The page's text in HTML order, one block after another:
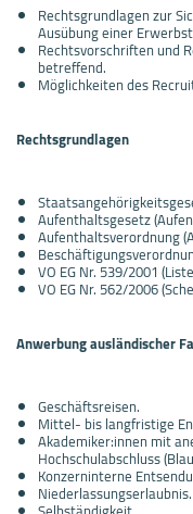
Rechtsgrundlagen zur
Ausübung einer
Rechtsvorschriften und
betreffend.
Möglichkeiten des
Rechtsgrundlagen
Aufenthaltsgesetz
Aufenthaltsverordnung
VO EG Nr. 539/2001
VO EG Nr. 562/2006
Anwerbung ausländischer
Geschäftsreisen.
Mittel- bis langfristige
Akademiker:innen mit
Hochschulabschluss
Konzerninterne
Niederlassungserlaubnis.